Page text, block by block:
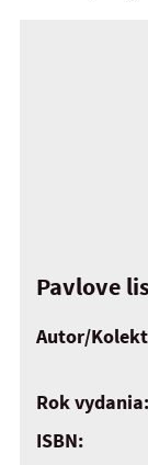
Pavlove
Autor/
Rok vydania:
ISBN: